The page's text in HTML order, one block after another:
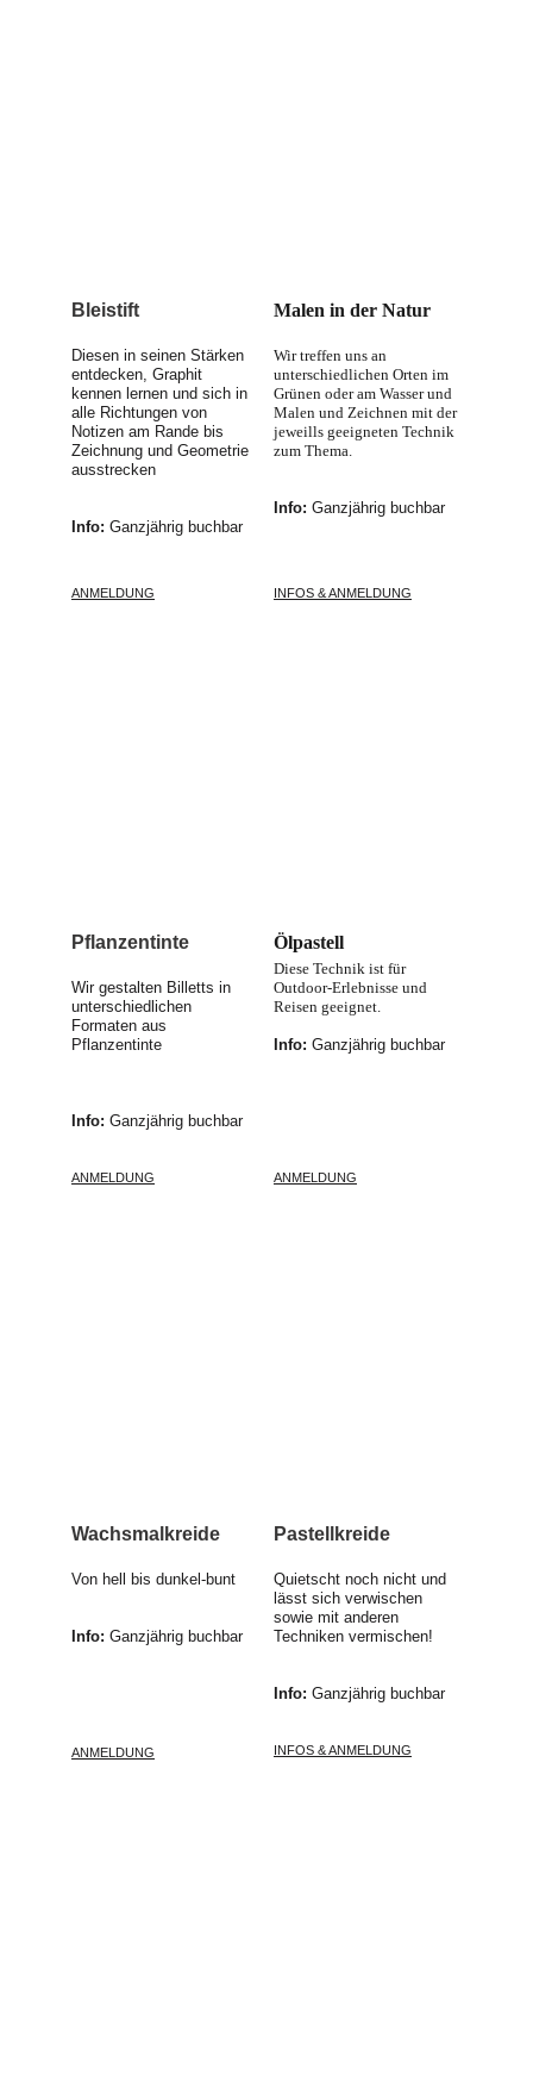
Pastellkreide
Quietscht noch nicht und
lässt sich verwischen
sowie mit anderen
Techniken vermischen!
Info: Ganzjährig buchbar
INFOS & ANMELDUNG
Bleistift
ANMELDUNG
Diesen in seinen Stärken
entdecken, Graphit
kennen lernen und sich in
alle Richtungen von
Notizen am Rande bis
Zeichnung und Geometrie
ausstrecken
Info: Ganzjährig buchbar
Wachsmalkreide
INFOS & ANMELDUNG
ANMELDUNG
Pflanzentinte
Wir gestalten Billetts in
unterschiedlichen
Formaten aus
Pflanzentinte
Info: Ganzjährig buchbar
Von hell bis dunkel-bunt
Info: Ganzjährig buchbar
Malen in der Natur
Wir treffen uns an
unterschiedlichen Orten im
Grünen oder am Wasser und
Malen und Zeichnen mit der
jeweills geeigneten Technik
zum Thema.
Info: Ganzjährig buchbar
Ölpastell
Diese Technik ist für
Outdoor-Erlebnisse und
Reisen geeignet.
Info: Ganzjährig buchbar
ANMELDUNG
ANMELDUNG